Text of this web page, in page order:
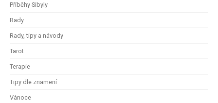
Příběhy Sibyly
Rady
Rady, tipy a návody
Tarot
Terapie
Tipy dle znamení
Vánoce